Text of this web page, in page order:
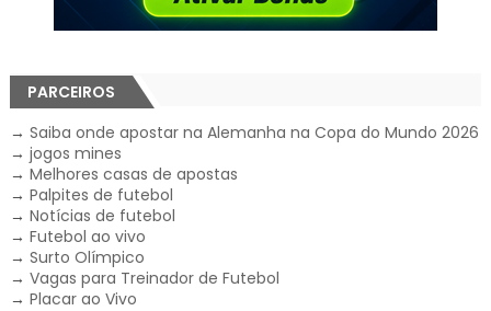
PARCEIROS
→ Saiba onde apostar na Alemanha na Copa do Mundo 2026
→ jogos mines
→ Melhores casas de apostas
→ Palpites de futebol
→ Notícias de futebol
→ Futebol ao vivo
→ Surto Olímpico
→ Vagas para Treinador de Futebol
→ Placar ao Vivo